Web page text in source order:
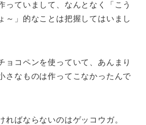
っていまして、なんとなく「こう
～」的なことは把握してはいまし
ョコペンを使っていて、あんまり
さなものは作ってこなかったんで
ればならないのはゲッコウガ。